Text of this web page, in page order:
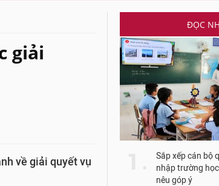
giải
về giải quyết vụ
ĐỌC
Sắp xếp cán bộ
nhập trường
nêu góp ý